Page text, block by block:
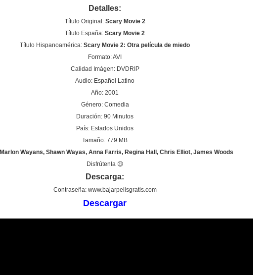
Detalles:
Título Original: Scary Movie 2
Título España: Scary Movie 2
Título Hispanoamérica: Scary Movie 2: Otra película de miedo
Formato: AVI
Calidad Imágen: DVDRIP
Audio: Español Latino
Año: 2001
Género: Comedia
Duración: 90 Minutos
País: Estados Unidos
Tamaño: 779 MB
Marlon Wayans, Shawn Wayas, Anna Farris, Regina Hall, Chris Elliot, James Woods
Disfrútenla 😉
Descarga:
Contraseña: www.bajarpelisgratis.com
Descargar